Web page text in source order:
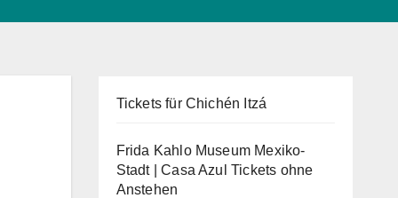
Tickets für Chichén Itzá
Frida Kahlo Museum Mexiko-
Stadt | Casa Azul Tickets ohne
Anstehen